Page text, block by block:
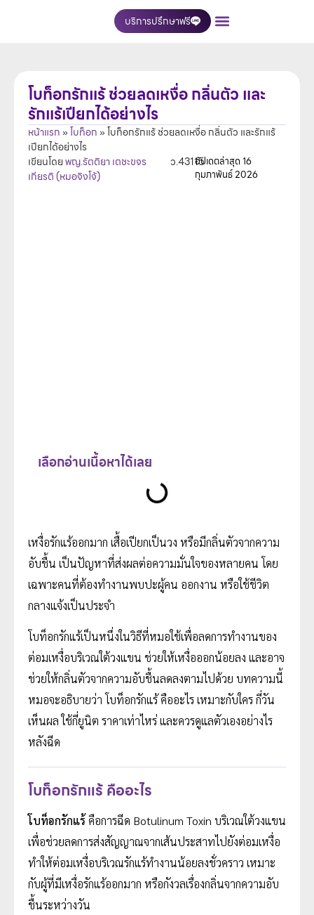
บริการปรึกษาฟรี
โบท็อกรักแร้ ช่วยลดเหงื่อ กลิ่นตัว และ
รักแร้เปียกได้อย่างไร
หน้าแรก»โบท็อก»โบท็อกรักแร้ ช่วยลดเหงื่อ กลิ่นตัว และรักแร้
เปียกได้อย่างไร
เขียนโดยพญ.รัตติยา เตชะขจร
เกียรติ (หมอจิงโจ้)
ว.43115อัปเดตล่าสุด 16
กุมภาพันธ์ 2026
เลือกอ่านเนื้อหาได้เลย
เหงื่อรักแร้ออกมาก เสื้อเปียกเป็นวง หรือมีกลิ่นตัวจากความ
อับชื้น เป็นปัญหาที่ส่งผลต่อความมั่นใจของหลายคน โดย
เฉพาะคนที่ต้องทำงานพบปะผู้คน ออกงาน หรือใช้ชีวิต
กลางแจ้งเป็นประจำ
โบท็อกรักแร้เป็นหนึ่งในวิธีที่หมอใช้เพื่อลดการทำงานของ
ต่อมเหงื่อบริเวณใต้วงแขน ช่วยให้เหงื่อออกน้อยลง และอาจ
ช่วยให้กลิ่นตัวจากความอับชื้นลดลงตามไปด้วย บทความนี้
หมอจะอธิบายว่า โบท็อกรักแร้ คืออะไร เหมาะกับใคร กี่วัน
เห็นผล ใช้กี่ยูนิต ราคาเท่าไหร่ และควรดูแลตัวเองอย่างไร
หลังฉีด
โบท็อกรักแร้ คืออะไร
โบท็อกรักแร้คือการฉีด Botulinum Toxin บริเวณใต้วงแขน
เพื่อช่วยลดการส่งสัญญาณจากเส้นประสาทไปยังต่อมเหงื่อ
ทำให้ต่อมเหงื่อบริเวณรักแร้ทำงานน้อยลงชั่วคราว เหมาะ
กับผู้ที่มีเหงื่อรักแร้ออกมาก หรือกังวลเรื่องกลิ่นจากความอับ
ชื้นระหว่างวัน